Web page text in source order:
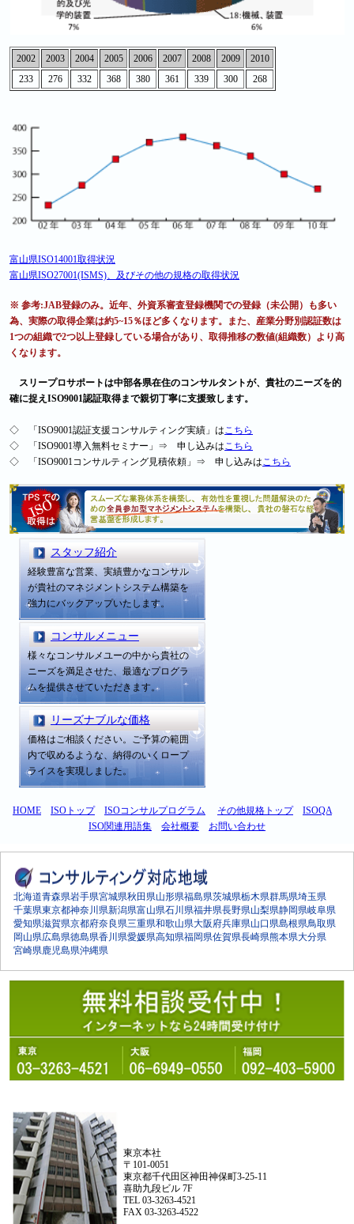
2002 2003 2004 2005 2006 2007 2008 2009
2010
233
276 332 368 380 361 339 300 268
富山県ISO14001取得状況
富山県ISO27001(ISMS)、及びその他の規格の取得状況
※ 参考:JAB登録のみ。近年、外資系審査登録機関での登録（未公開）も多い
為、実際の取得企業は約5~15％ほど多くなります。また、産業分野別認証数は
1つの組織で2つ以上登録している場合があり、取得推移の数値(組織数）より高
くなります。
スリープロサポートは中部各県在住のコンサルタントが、貴社のニーズを的
確に捉えISO9001認証取得まで親切丁寧に支援致します。
◇ 「ISO9001認証支援コンサルティング実績」はこちら
◇ 「ISO9001導入無料セミナー」⇒ 申し込みはこちら
◇ 「ISO9001コンサルティング見積依頼」⇒ 申し込みはこちら
スタッフ紹介
経験豊富な営業、実績豊かなコンサル
が貴社のマネジメントシステム構築を
強力にバックアップいたします。
コンサルメニュー
様々なコンサルメユーの中から貴社の
ニーズを満足させた、最適なプログラ
ムを提供させていただきます。
リーズナブルな価格
価格はご相談ください。ご予算の範囲
内で収めるような、納得のいくロープ
ライスを実現しました。
HOME ISOトップ ISOコンサルプログラム その他規格トップ
ISOQA
ISO関連用語集
会社概要 お問い合わせ
北海道青森県岩手県宮城県秋田県山形県福島県茨城県栃木県群馬県埼玉県
千葉県東京都神奈川県新潟県富山県石川県福井県長野県山梨県静岡県岐阜県
愛知県滋賀県京都府奈良県三重県和歌山県大阪府兵庫県山口県島根県鳥取県
岡山県広島県徳島県香川県愛媛県高知県福岡県佐賀県長崎県熊本県大分県
宮崎県鹿児島県沖縄県
東京本社
〒101-0051
東京都千代田区神田神保町3-25-11
喜助九段ビル 7F
TEL 03-3263-4521
FAX 03-3263-4522